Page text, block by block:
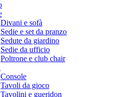
Divani e sofà
Sedie e set da pranzo
Sedute da giardino
Sedie da ufficio
Poltrone e club chair
Console
Tavoli da gioco
Tavolini e gueridon